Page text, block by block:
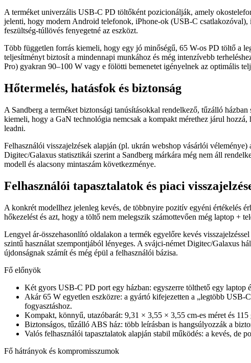
A terméket univerzális USB‑C PD töltőként pozicionálják, amely
jelenti, hogy modern Android telefonok, iPhone-ok (USB‑C
feszültség-túllövés fenyegetné az eszközt.
Több független forrás kiemeli, hogy egy jó minőségű, 65 W-os PD töltő a
teljesítményt biztosít a mindennapi munkához és még intenzívebb
Pro) gyakran 90–100 W vagy e fölötti bemenetet igényelnek az optimális
Hőtermelés, hatásfok és biztonság
A Sandberg a terméket biztonsági tanúsításokkal rendelkező, tűzálló
kiemeli, hogy a GaN technológia nemcsak a kompakt mérethez járul
leadni.
Felhasználói visszajelzések alapján (pl. ukrán webshop vásárlói
Digitec/Galaxus statisztikái szerint a Sandberg márkára még nem áll
modell és alacsony mintaszám következménye.
Felhasználói tapasztalatok és piaci
A konkrét modellhez jelenleg kevés, de többnyire pozitív egyéni értékelés
hőkezelést és azt, hogy a töltő nem melegszik számottevően még laptop +
Lengyel ár-összehasonlító oldalakon a termék egyelőre kevés
szintű használat szempontjából lényeges. A svájci-német Digitec/Galaxus
újdonságnak számít és még épül a felhasználói bázisa.
Fő előnyök
Két gyors USB‑C PD port egy házban: egyszerre tölthető egy laptop
Akár 65 W egyetlen eszközre: a gyártó kifejezetten a „legtöbb
fogyasztáshoz.
Kompakt, könnyű, utazóbarát: 9,31 × 3,55 × 3,55 cm-es méret és
Biztonságos, tűzálló ABS ház: több leírásban is hangsúlyozzák a
Valós felhasználói tapasztalatok alapján stabil működés: a kevés, de
Fő hátrányok és kompromisszumok